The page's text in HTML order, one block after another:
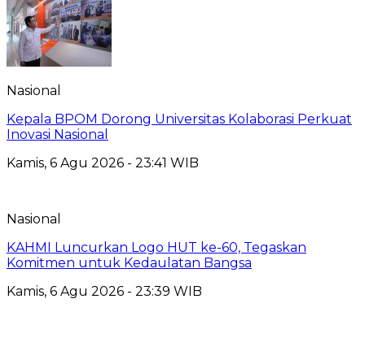
Nasional
Kepala BPOM Dorong Universitas Kolaborasi Perkuat
Inovasi Nasional
Kamis, 6 Agu 2026 - 23:41 WIB
Nasional
KAHMI Luncurkan Logo HUT ke-60, Tegaskan
Komitmen untuk Kedaulatan Bangsa
Kamis, 6 Agu 2026 - 23:39 WIB